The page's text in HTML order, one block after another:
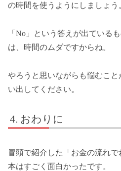
の時間を使うようにしましょう
「No」という答えが出ている
は、時間のムダですからね。
やろうと思いながらも悩むこ
い出してください。
おわりに
冒頭で紹介した「お金の流れ
本はすごく面白かったです。